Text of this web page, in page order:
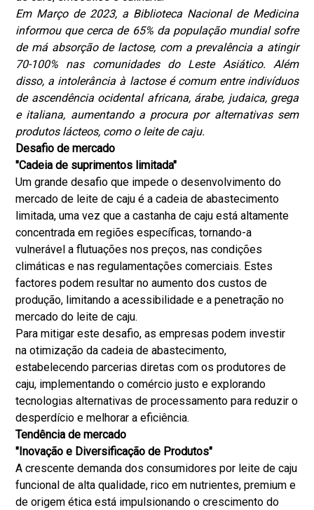
Em Março de 2023, a Biblioteca Nacional de Medicina
informou que cerca de 65% da população mundial sofre
de má absorção de lactose, com a prevalência a atingir
70-100% nas comunidades do Leste Asiático. Além
disso, a intolerância à lactose é comum entre indivíduos
de ascendência ocidental africana, árabe, judaica, grega
e italiana, aumentando a procura por alternativas sem
produtos lácteos, como o leite de caju.
Desafio de mercado
"Cadeia de suprimentos limitada"
Um grande desafio que impede o desenvolvimento do
mercado de leite de caju é a cadeia de abastecimento
limitada, uma vez que a castanha de caju está altamente
concentrada em regiões específicas, tornando-a
vulnerável a flutuações nos preços, nas condições
climáticas e nas regulamentações comerciais. Estes
factores podem resultar no aumento dos custos de
produção, limitando a acessibilidade e a penetração no
mercado do leite de caju.
Para mitigar este desafio, as empresas podem investir
na otimização da cadeia de abastecimento,
estabelecendo parcerias diretas com os produtores de
caju, implementando o comércio justo e explorando
tecnologias alternativas de processamento para reduzir o
desperdício e melhorar a eficiência.
Tendência de mercado
"Inovação e Diversificação de Produtos"
A crescente demanda dos consumidores por leite de caju
funcional de alta qualidade, rico em nutrientes, premium e
de origem ética está impulsionando o crescimento do